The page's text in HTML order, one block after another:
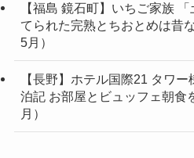
【福島 鏡石町】いちご家族
てられた完熟とちおとめは昔
5月）
【長野】ホテル国際21 タワ
泊記 お部屋とビュッフェ朝食
月）